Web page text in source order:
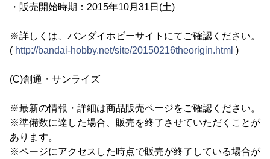
・販売開始時期：2015年10月31日(土)
※詳しくは、バンダイホビーサイトにてご確認ください。
( http://bandai-hobby.net/site/20150216theorigin.html )
(C)創通・サンライズ
※最新の情報・詳細は商品販売ページをご確認ください。
※準備数に達した場合、販売を終了させていただくことが
あります。
※ページにアクセスした時点で販売が終了している場合が